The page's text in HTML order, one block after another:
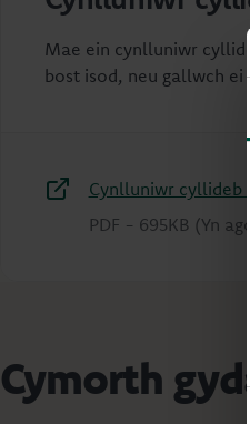
Mae ein cynlluniwr
bost isod, neu gallwch ei
Cynlluniwr cyllideb
PDF - 695KB (Yn
Cymorth